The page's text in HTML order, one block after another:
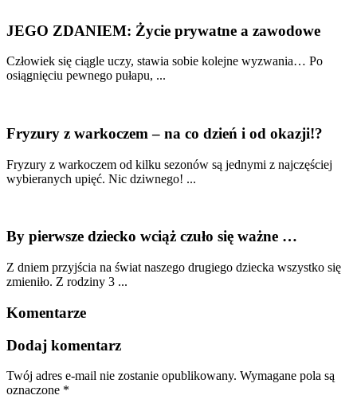
JEGO ZDANIEM: Życie prywatne a zawodowe
Człowiek się ciągle uczy, stawia sobie kolejne wyzwania… Po
osiągnięciu pewnego pułapu, ...
Fryzury z warkoczem – na co dzień i od okazji!?
Fryzury z warkoczem od kilku sezonów są jednymi z najczęściej
wybieranych upięć. Nic dziwnego! ...
By pierwsze dziecko wciąż czuło się ważne …
Z dniem przyjścia na świat naszego drugiego dziecka wszystko się
zmieniło. Z rodziny 3 ...
Komentarze
Dodaj komentarz
Twój adres e-mail nie zostanie opublikowany. Wymagane pola są
oznaczone *